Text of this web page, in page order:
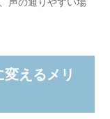
声の通りやすい場
えるメリ